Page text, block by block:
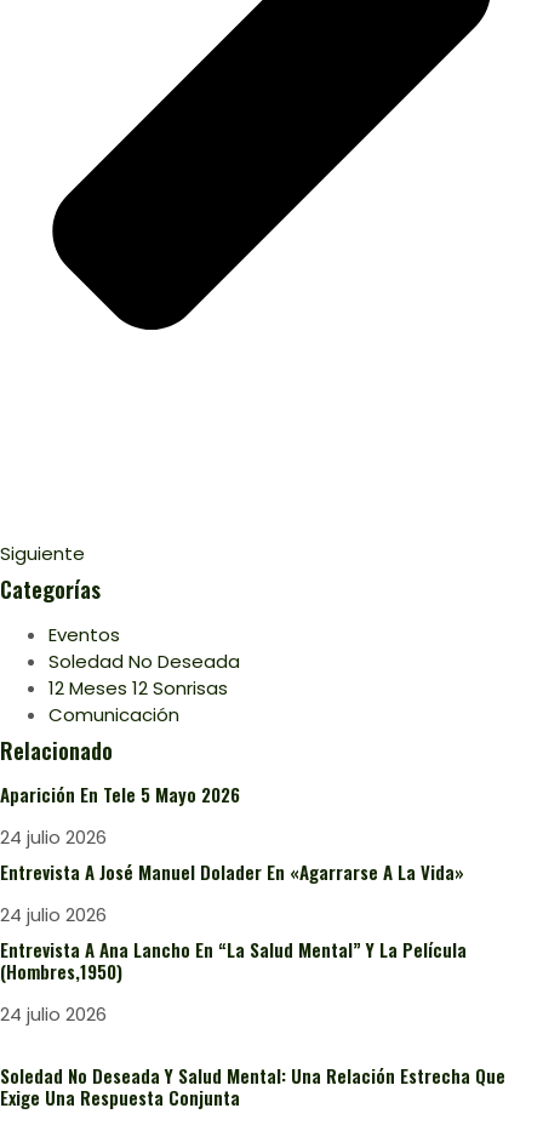
Siguiente
Categorías
Eventos
Soledad No Deseada
12 Meses 12 Sonrisas
Comunicación
Relacionado
Aparición En Tele 5 Mayo 2026
24 julio 2026
Entrevista A José Manuel Dolader En «Agarrarse A La Vida»
24 julio 2026
Entrevista A Ana Lancho En “La Salud Mental” Y La Película
(Hombres,1950)
24 julio 2026
Soledad No Deseada Y Salud Mental: Una Relación Estrecha Que
Exige Una Respuesta Conjunta